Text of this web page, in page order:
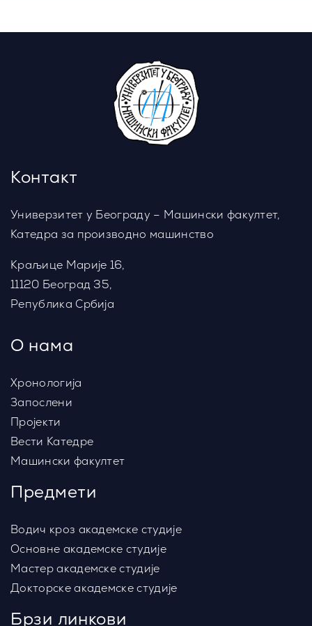
Контакт
Универзитет у Београду – Машински факултет,
Катедра за производно машинство
Краљице Марије 16,
11120 Београд 35,
Република Србија
О нама
Хронологија
Запослени
Пројекти
Вести Катедре
Машински факултет
Предмети
Водич кроз академске студије
Основне академске студије
Мастер академске студије
Докторске академске студије
Брзи линкови